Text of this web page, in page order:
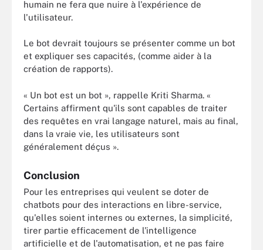
humain ne fera que nuire à l'expérience de
l'utilisateur.
Le bot devrait toujours se présenter comme un bot
et expliquer ses capacités, (comme aider à la
création de rapports).
« Un bot est un bot », rappelle Kriti Sharma. «
Certains affirment qu'ils sont capables de traiter
des requêtes en vrai langage naturel, mais au final,
dans la vraie vie, les utilisateurs sont
généralement déçus ».
Conclusion
Pour les entreprises qui veulent se doter de
chatbots pour des interactions en libre-service,
qu'elles soient internes ou externes, la simplicité,
tirer partie efficacement de l'intelligence
artificielle et de l'automatisation, et ne pas faire